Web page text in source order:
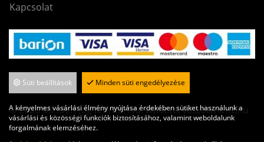
Kapcsolat
© 2020 Minden jog fenntartva. www.tervezzotthont.hu
Süti beállítások Minden süti engedélyezése
A kényelmes vásárlási élmény nyújtása érdekében sütiket használunk a
vásárlási és közösségi funkciók biztosításához, valamint weboldalunk
forgalmának elemzéséhez.